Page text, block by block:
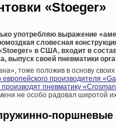
«Stoeger»
употребляю выражение
словесная
в США, входит в
выпуск своей пневматики
тоже положив в основу
европейского производителя
производят пневматику
не особо радовал широтой